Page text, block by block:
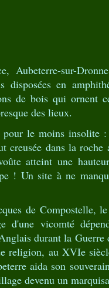
Aubeterre-sur-
disposées en
de bois qui ornent
des lieux.
pour le moins insolite
creusée dans la
atteint une
! Un site à ne
de Compostelle,
d'une vicomté
durant la Guerre
religion, au XVIe
aida son
devenu un